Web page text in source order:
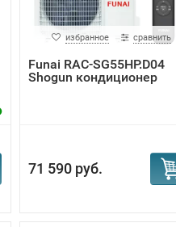
избранное сравнить
Funai RAC-SG55HP.D04
Shogun кондиционер
71 590 руб.